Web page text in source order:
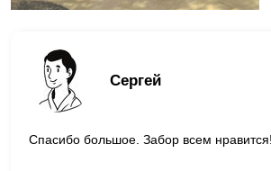
Сергей
Спасибо большое. Забор всем